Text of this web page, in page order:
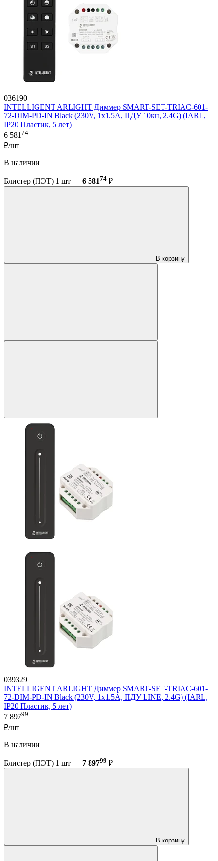
036190
INTELLIGENT ARLIGHT Диммер SMART-SET-TRIAC-601-
72-DIM-PD-IN Black (230V, 1x1.5A, ПДУ 10кн, 2.4G) (IARL,
IP20 Пластик, 5 лет)
6 581 74
₽/шт
В наличии
Блистер (ПЭТ) 1 шт — 6 58174 ₽
В корзину
039329
INTELLIGENT ARLIGHT Диммер SMART-SET-TRIAC-601-
72-DIM-PD-IN Black (230V, 1x1.5A, ПДУ LINE, 2.4G) (IARL,
IP20 Пластик, 5 лет)
7 89799
₽/шт
В наличии
Блистер (ПЭТ) 1 шт — 7 89799 ₽
В корзину